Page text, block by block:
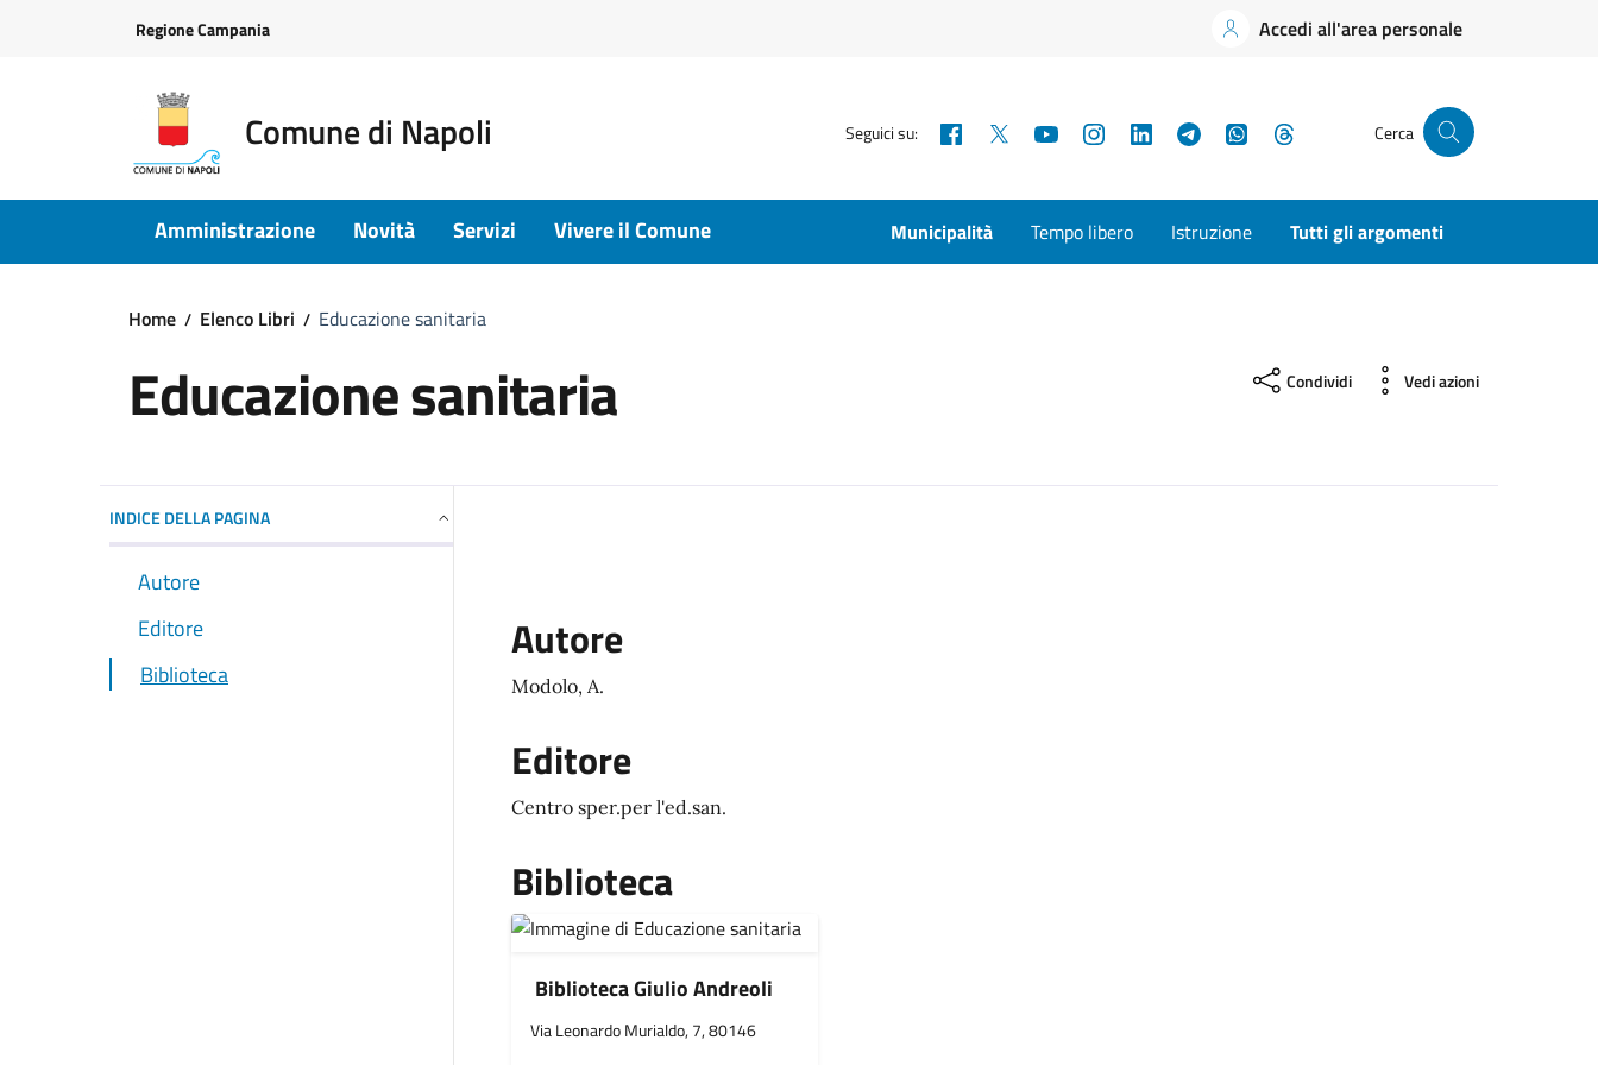
Regione Campania Accedi all'area personale
Comune di Napoli Seguici su: Facebook YouTubeInstagramLinkedInTelegramWhatsApp Cerca
Amministrazione Novità Servizi Vivere il Comune Municipalità Tempo libero Istruzione Tutti gli argomenti
Home Elenco Libri Educazione sanitaria
Educazione sanitaria Condividi Vedi azioni
INDICE DELLA PAGINA
Autore
Editore
Biblioteca
Autore
Modolo, A.
Editore
Centro sper.per l'ed.san.
Biblioteca
Biblioteca Giulio Andreoli
Via Leonardo Murialdo, 7, 80146